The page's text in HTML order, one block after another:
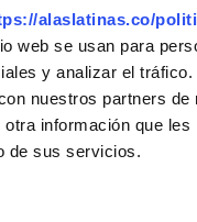
alaslatinas.co/
web se usan para
y analizar el
nuestros partners
información que
de sus servicios.
127 84 74-688833163
11.00 h a 20.00 h